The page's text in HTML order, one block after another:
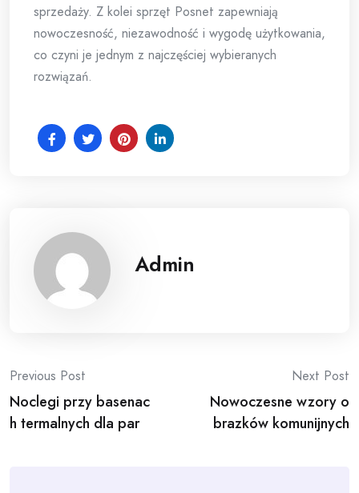
sprzedaży. Z kolei sprzęt Posnet zapewniają
nowoczesność, niezawodność i wygodę użytkowania,
co czyni je jednym z najczęściej wybieranych
rozwiązań.
Admin
Post
navigation
Previous Post
Noclegi przy basenac
h termalnych dla par
Next Post
Nowoczesne wzory o
brazków komunijnych